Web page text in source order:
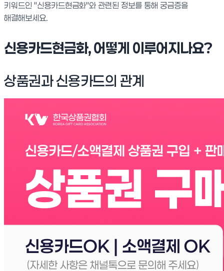
키워드인 "신용카드현금화"와 관련된 정보를 통해 궁금증을
해결해보세요.
신용카드현금화, 어떻게 이루어지나요?
상품권과 신용카드의 관계